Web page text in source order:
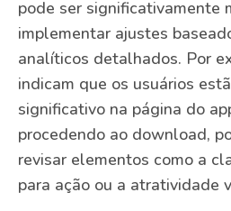
pode ser significativamente
implementar ajustes
analíticos detalhados. Por
indicam que os usuários
significativo na página do
procedendo ao download,
revisar elementos como a
para ação ou a atratividade